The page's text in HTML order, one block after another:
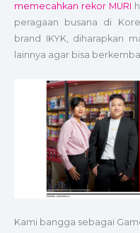
memecahkan rekor MURI
peragaan busana di
brand IKYK, diharapkan
lainnya agar bisa
Kami bangga sebagai